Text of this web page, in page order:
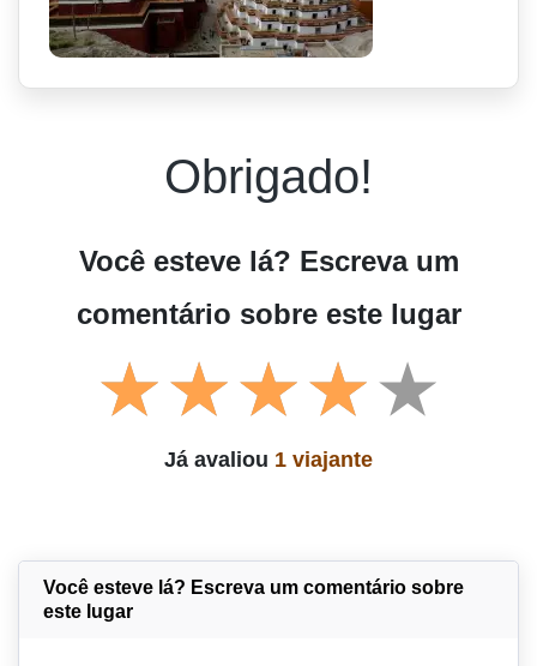
Obrigado!
Você esteve lá? Escreva um
comentário sobre este lugar
Já avaliou 1 viajante
Você esteve lá? Escreva um comentário sobre
este lugar